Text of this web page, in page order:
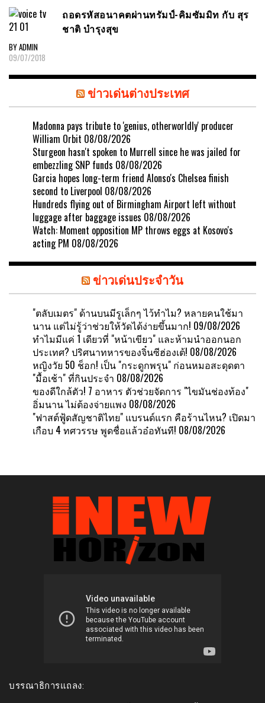
ถอดรหัสอนาคตผ่านทรัมป์-คิมซัมมิท กับ สุร
ชาติ บำรุงสุข
BY ADMIN
09/07/2018
ข่าวเด่นต่างประเทศ
Madonna pays tribute to 'genius, otherworldly' producer
William Orbit 08/08/2026
Sturgeon hasn't spoken to Murrell since he was jailed for
embezzling SNP funds 08/08/2026
Garcia hopes long-term friend Alonso's Chelsea finish
second to Liverpool 08/08/2026
Hundreds flying out of Birmingham Airport left without
luggage after baggage issues 08/08/2026
Watch: Moment opposition MP throws eggs at Kosovo's
acting PM 08/08/2026
ข่าวเด่นประจำวัน
"ตลับเมตร" ด้านบนมีรูเล็กๆ ไว้ทำไม? หลายคนใช้มา
นาน แต่ไม่รู้ว่าช่วยให้วัดได้ง่ายขึ้นมาก! 09/08/2026
ทำไมมีแค่ 1 เดียวที่ "หน้าเขียว" และห้ามนำออกนอก
ประเทศ? ปริศนาทหารของจิ๋นซีฮ่องเต้! 08/08/2026
หญิงวัย 50 ช็อก! เป็น "กระดูกพรุน" ก่อนหมอสะดุดตา
"มื้อเช้า" ที่กินประจำ 08/08/2026
ของดีใกล้ตัว! 7 อาหาร ตัวช่วยจัดการ "ไขมันช่องท้อง"
อิ่มนาน ไม่ต้องจ่ายแพง 08/08/2026
"ฟาสต์ฟู้ดสัญชาติไทย" แบรนด์แรก คือร้านไหน? เปิดมา
เกือบ 4 ทศวรรษ พูดชื่อแล้วอ๋อทันที! 08/08/2026
บรรณาธิการแถลง: